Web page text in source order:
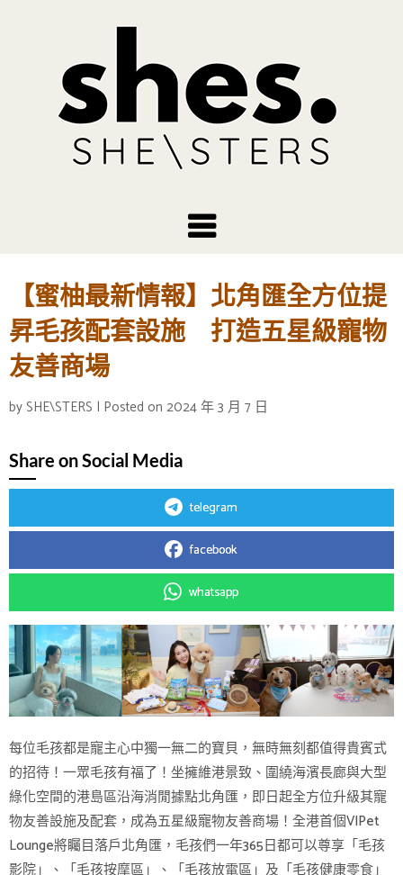
【蜜柚最新情報】北角匯全方位提
昇毛孩配套設施 打造五星級寵物
友善商場
by SHE\STERS | Posted on 2024 年 3 月 7 日
Share on Social Media
telegram
facebook
whatsapp
每位毛孩都是寵主心中獨一無二的寶貝，無時無刻都值得貴賓式
的招待！一眾毛孩有福了！坐擁維港景致、圍繞海濱長廊與大型
綠化空間的港島區沿海消閒據點北角匯，即日起全方位升級其寵
物友善設施及配套，成為五星級寵物友善商場！全港首個VIPet
Lounge將矚目落戶北角匯，毛孩們一年365日都可以尊享「毛孩
影院」、「毛孩按摩區」、「毛孩放電區」及「毛孩健康零食」